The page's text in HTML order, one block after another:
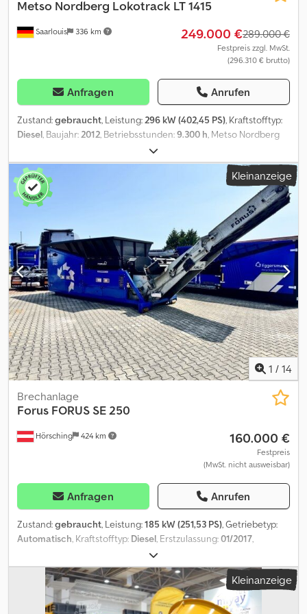
Saarlouis 336 km
Metso Nordberg Lokotrack LT 1415
249.000 €289.000 €
Festpreis zzgl. MwSt.
(296.310 € brutto)
Anfragen Anrufen
Zustand:gebraucht, Leistung:296 kW (402,45 PS), Kraftstofftyp:
Diesel, Baujahr:2012, Betriebsstunden:9.300 h, Metso Nordberg
Lokotrack LT 1415 Motorleistung 403 KW Cat Motor Dcsdpfx
Adozgu N Djqjk = Weitere Informationen = Verwendungszweck:
Bergbau
Kleinanzeige
1 / 14
Hörsching 424 km
Brechanlage
Forus FORUS SE 250
160.000 €
Festpreis
(MwSt. nicht ausweisbar)
Anfragen Anrufen
Zustand:gebraucht, Leistung:185 kW (251,53 PS), Getriebetyp:
Automatisch, Kraftstofftyp: Diesel, Erstzulassung:01/2017,
, Der Forus SE 250 (2017) ist ein
leistungsstarker Zweiwellen-Vorzerkleinerer, der speziell für die
Verarbeitung verschiedenster Materialien wie Hausmüll,
Gewerbeabfall, Altholz, Grünschnitt, Elektroschrott, Folien und
Papier entwickelt wurde. Mit seiner robusten Bauweise und
Kleinanzeige